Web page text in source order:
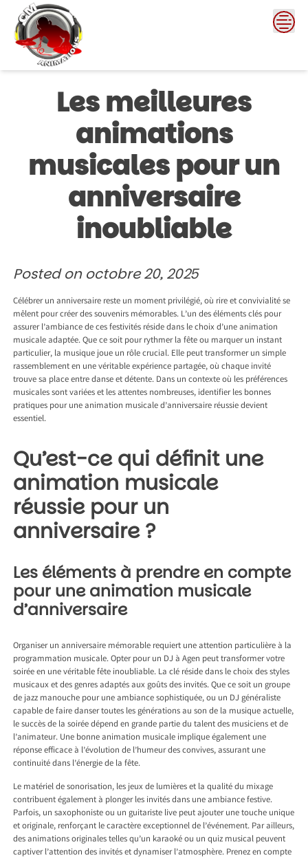
content
Les meilleures
animations
musicales pour un
anniversaire
inoubliable
Posted on octobre 20, 2025
Célébrer un anniversaire reste un moment privilégié, où rire et convivialité se
mêlent pour créer des souvenirs mémorables. L’un des éléments clés pour
assurer l’ambiance de ces festivités réside dans le choix d’une animation
musicale adaptée. Que ce soit pour rythmer la fête ou marquer un instant
particulier, la musique joue un rôle crucial. Elle peut transformer un simple
rassemblement en une véritable expérience partagée, où chaque invité
trouve sa place entre danse et détente. Dans un contexte où les préférences
musicales sont variées et les attentes nombreuses, identifier les bonnes
pratiques pour une animation musicale d’anniversaire réussie devient
essentiel.
Qu’est-ce qui définit une
animation musicale
réussie pour un
anniversaire ?
Les éléments à prendre en compte
pour une animation musicale
d’anniversaire
Organiser un anniversaire mémorable requiert une attention particulière à la
programmation musicale. Opter pour un DJ à Agen peut transformer votre
soirée en une véritable fête inoubliable. La clé réside dans le choix des styles
musicaux et des genres adaptés aux goûts des invités. Que ce soit un groupe
de jazz manouche pour une ambiance sophistiquée, ou un DJ généraliste
capable de faire danser toutes les générations au son de la musique actuelle,
le succès de la soirée dépend en grande partie du talent des musiciens et de
l’animateur. Une bonne animation musicale implique également une
réponse efficace à l’évolution de l’humeur des convives, assurant une
continuité dans l’énergie de la fête.
Le matériel de sonorisation, les jeux de lumières et la qualité du mixage
contribuent également à plonger les invités dans une ambiance festive.
Parfois, un saxophoniste ou un guitariste live peut ajouter une touche unique
et originale, renforçant le caractère exceptionnel de l’événement. Par ailleurs,
des animations originales telles qu’un karaoké ou un quiz musical peuvent
captiver l’attention des invités et dynamiser l’atmosphère. Prenez en compte